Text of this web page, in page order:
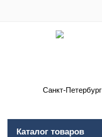
Санкт-Петербург
Каталог товаров